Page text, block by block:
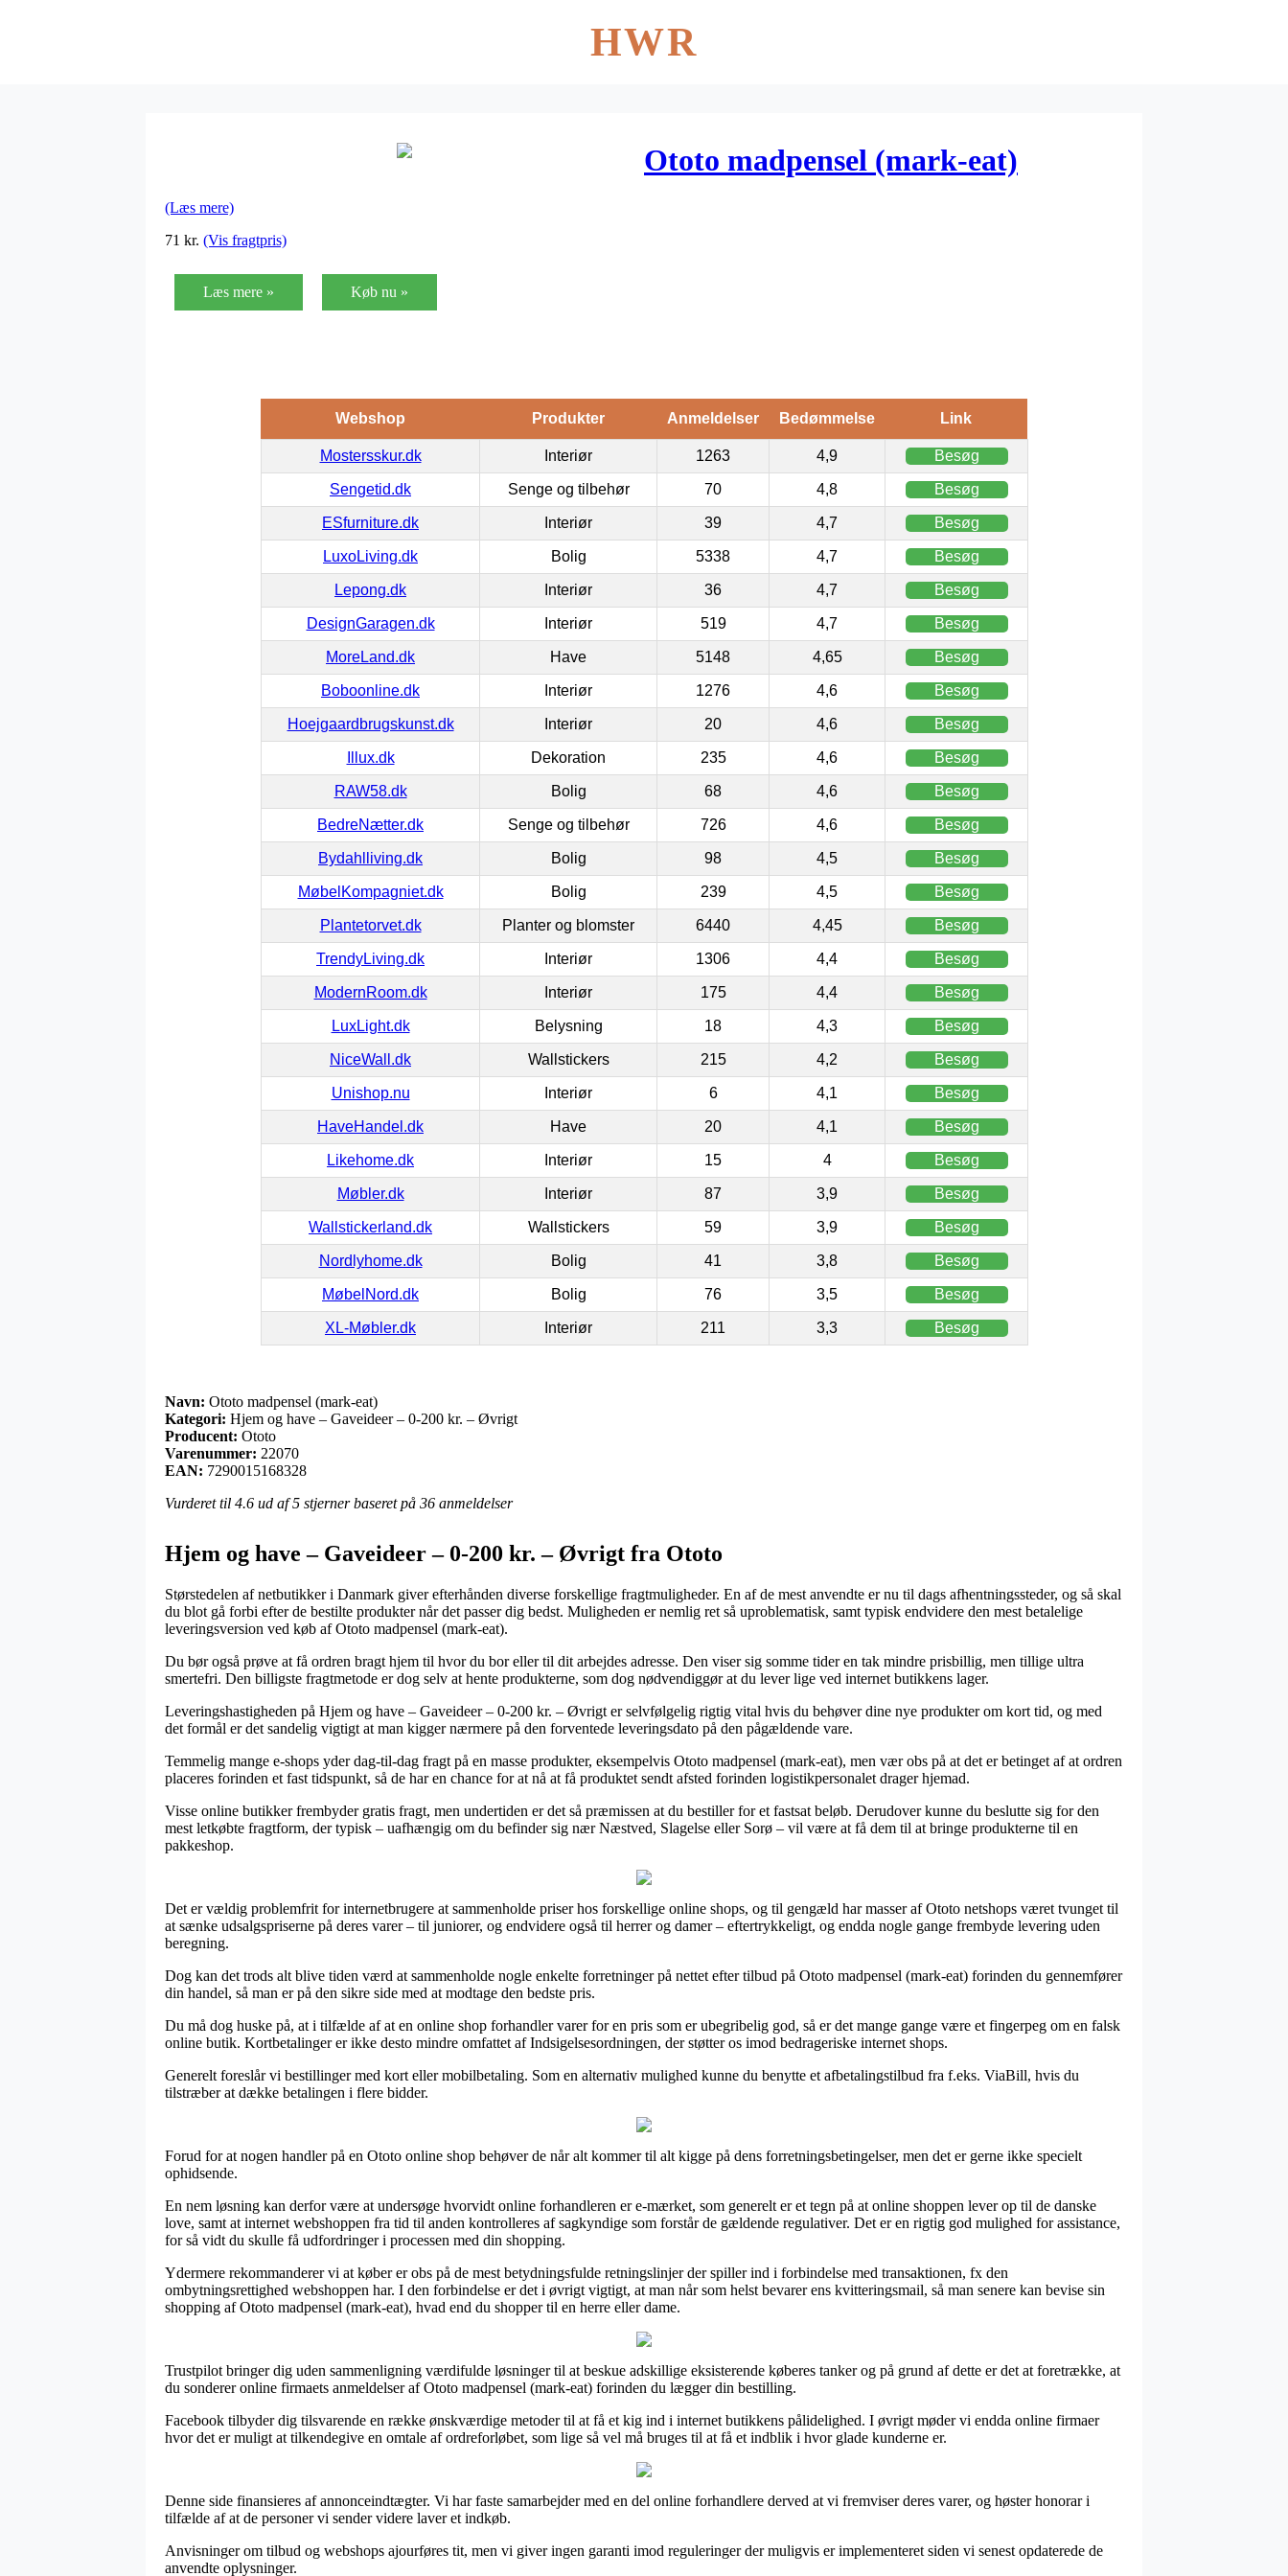
HWR
Ototo madpensel (mark-eat)
(Læs mere)
71 kr. (Vis fragtpris)
Læs mere » Køb nu »
Webshop Produkter Anmeldelser Bedømmelse Link
Mostersskur.dk Interiør 1263 4,9 Besøg
Sengetid.dk Senge og tilbehør 70 4,8 Besøg
ESfurniture.dk Interiør 39 4,7 Besøg
LuxoLiving.dk Bolig 5338 4,7 Besøg
Lepong.dk Interiør 36 4,7 Besøg
DesignGaragen.dk Interiør 519 4,7 Besøg
MoreLand.dk Have 5148 4,65 Besøg
Boboonline.dk Interiør 1276 4,6 Besøg
Hoejgaardbrugskunst.dk Interiør 20 4,6 Besøg
Illux.dk Dekoration 235 4,6 Besøg
RAW58.dk Bolig 68 4,6 Besøg
BedreNætter.dk Senge og tilbehør 726 4,6 Besøg
Bydahlliving.dk Bolig 98 4,5 Besøg
MøbelKompagniet.dk Bolig 239 4,5 Besøg
Plantetorvet.dk Planter og blomster 6440 4,45 Besøg
TrendyLiving.dk Interiør 1306 4,4 Besøg
ModernRoom.dk Interiør 175 4,4 Besøg
LuxLight.dk Belysning 18 4,3 Besøg
NiceWall.dk Wallstickers 215 4,2 Besøg
Unishop.nu Interiør 6 4,1 Besøg
HaveHandel.dk Have 20 4,1 Besøg
Likehome.dk Interiør 15 4 Besøg
Møbler.dk Interiør 87 3,9 Besøg
Wallstickerland.dk Wallstickers 59 3,9 Besøg
Nordlyhome.dk Bolig 41 3,8 Besøg
MøbelNord.dk Bolig 76 3,5 Besøg
XL-Møbler.dk Interiør 211 3,3 Besøg
Navn: Ototo madpensel (mark-eat)
Kategori: Hjem og have – Gaveideer – 0-200 kr. – Øvrigt
Producent: Ototo
Varenummer: 22070
EAN: 7290015168328
Vurderet til 4.6 ud af 5 stjerner baseret på 36 anmeldelser
Hjem og have – Gaveideer – 0-200 kr. – Øvrigt fra Ototo
Størstedelen af netbutikker i Danmark giver efterhånden diverse forskellige fragtmuligheder. En af de mest anvendte er nu til dags afhentningssteder, og så skal
du blot gå forbi efter de bestilte produkter når det passer dig bedst. Muligheden er nemlig ret så uproblematisk, samt typisk endvidere den mest betalelige
leveringsversion ved køb af Ototo madpensel (mark-eat).
Du bør også prøve at få ordren bragt hjem til hvor du bor eller til dit arbejdes adresse. Den viser sig somme tider en tak mindre prisbillig, men tillige ultra
smertefri. Den billigste fragtmetode er dog selv at hente produkterne, som dog nødvendiggør at du lever lige ved internet butikkens lager.
Leveringshastigheden på Hjem og have – Gaveideer – 0-200 kr. – Øvrigt er selvfølgelig rigtig vital hvis du behøver dine nye produkter om kort tid, og med
det formål er det sandelig vigtigt at man kigger nærmere på den forventede leveringsdato på den pågældende vare.
Temmelig mange e-shops yder dag-til-dag fragt på en masse produkter, eksempelvis Ototo madpensel (mark-eat), men vær obs på at det er betinget af at ordren
placeres forinden et fast tidspunkt, så de har en chance for at nå at få produktet sendt afsted forinden logistikpersonalet drager hjemad.
Visse online butikker frembyder gratis fragt, men undertiden er det så præmissen at du bestiller for et fastsat beløb. Derudover kunne du beslutte sig for den
mest letkøbte fragtform, der typisk – uafhængig om du befinder sig nær Næstved, Slagelse eller Sorø – vil være at få dem til at bringe produkterne til en
pakkeshop.
Det er vældig problemfrit for internetbrugere at sammenholde priser hos forskellige online shops, og til gengæld har masser af Ototo netshops været tvunget til
at sænke udsalgspriserne på deres varer – til juniorer, og endvidere også til herrer og damer – eftertrykkeligt, og endda nogle gange frembyde levering uden
beregning.
Dog kan det trods alt blive tiden værd at sammenholde nogle enkelte forretninger på nettet efter tilbud på Ototo madpensel (mark-eat) forinden du gennemfører
din handel, så man er på den sikre side med at modtage den bedste pris.
Du må dog huske på, at i tilfælde af at en online shop forhandler varer for en pris som er ubegribelig god, så er det mange gange være et fingerpeg om en falsk
online butik. Kortbetalinger er ikke desto mindre omfattet af Indsigelsesordningen, der støtter os imod bedrageriske internet shops.
Generelt foreslår vi bestillinger med kort eller mobilbetaling. Som en alternativ mulighed kunne du benytte et afbetalingstilbud fra f.eks. ViaBill, hvis du
tilstræber at dække betalingen i flere bidder.
Forud for at nogen handler på en Ototo online shop behøver de når alt kommer til alt kigge på dens forretningsbetingelser, men det er gerne ikke specielt
ophidsende.
En nem løsning kan derfor være at undersøge hvorvidt online forhandleren er e-mærket, som generelt er et tegn på at online shoppen lever op til de danske
love, samt at internet webshoppen fra tid til anden kontrolleres af sagkyndige som forstår de gældende regulativer. Det er en rigtig god mulighed for assistance,
for så vidt du skulle få udfordringer i processen med din shopping.
Ydermere rekommanderer vi at køber er obs på de mest betydningsfulde retningslinjer der spiller ind i forbindelse med transaktionen, fx den
ombytningsrettighed webshoppen har. I den forbindelse er det i øvrigt vigtigt, at man når som helst bevarer ens kvitteringsmail, så man senere kan bevise sin
shopping af Ototo madpensel (mark-eat), hvad end du shopper til en herre eller dame.
Trustpilot bringer dig uden sammenligning værdifulde løsninger til at beskue adskillige eksisterende køberes tanker og på grund af dette er det at foretrække, at
du sonderer online firmaets anmeldelser af Ototo madpensel (mark-eat) forinden du lægger din bestilling.
Facebook tilbyder dig tilsvarende en række ønskværdige metoder til at få et kig ind i internet butikkens pålidelighed. I øvrigt møder vi endda online firmaer
hvor det er muligt at tilkendegive en omtale af ordreforløbet, som lige så vel må bruges til at få et indblik i hvor glade kunderne er.
Denne side finansieres af annonceindtægter. Vi har faste samarbejder med en del online forhandlere derved at vi fremviser deres varer, og høster honorar i
tilfælde af at de personer vi sender videre laver et indkøb.
Anvisninger om tilbud og webshops ajourføres tit, men vi giver ingen garanti imod reguleringer der muligvis er implementeret siden vi senest opdaterede de
anvendte oplysninger.